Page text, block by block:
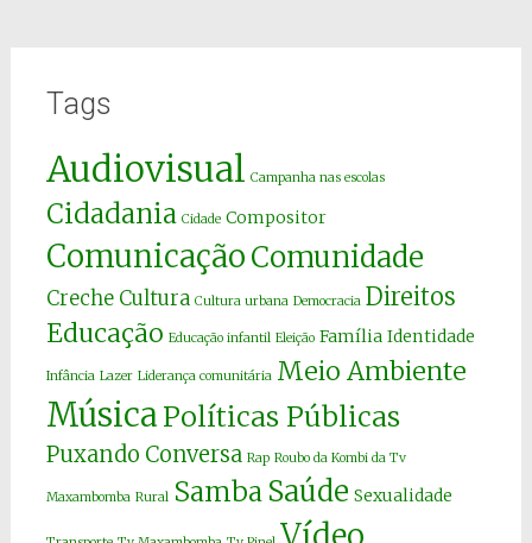
Tags
Audiovisual Campanha nas escolas
Cidadania Cidade Compositor
ComunicaçãoComunidade
Creche Cultura Cultura urbana Democracia Direitos
Educação Educação infantil Eleição Família Identidade
Infância Lazer Liderança comunitária Meio Ambiente
Música Políticas Públicas
Puxando Conversa Rap Roubo da Kombi da Tv
Maxambomba Rural Samba Saúde Sexualidade